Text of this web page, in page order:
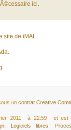
ici.
site de iMAL.
un contrat Creative
2011 à 22:59 et
, Logiciels libres